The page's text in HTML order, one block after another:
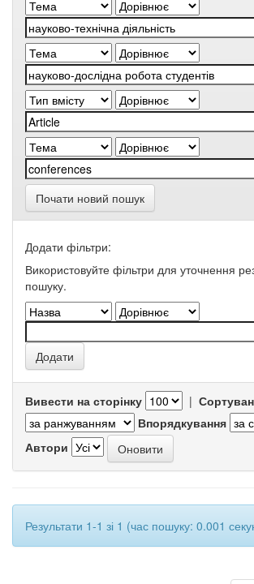
Почати новий пошук
Додати фільтри:
Використовуйте фільтри для уточнення
пошуку.
Вивести на сторінку |
Впорядкування
Автори
Результати 1-1 зі 1 (час пошуку: 0.001